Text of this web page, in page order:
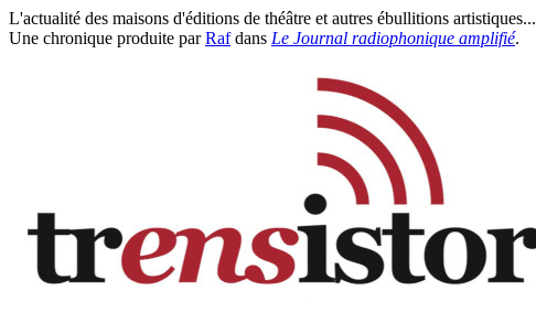
L'actualité des maisons d'éditions de théâtre et autres ébullitions artistiques...
Une chronique produite parRafdans Le Journal radiophonique amplifié.